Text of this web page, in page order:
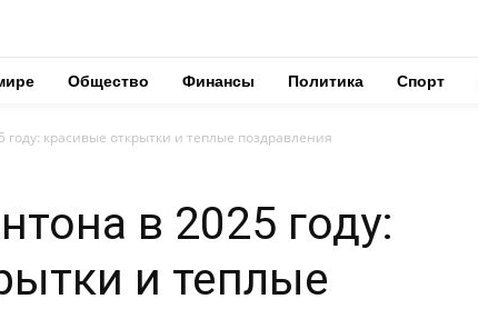
Общество Финансы Политика Спорт
красивые открытки и теплые поздравления
в 2025 году:
и теплые